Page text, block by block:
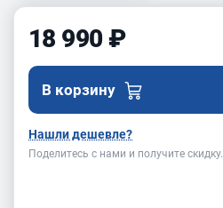
18 990 ₽
В корзину
Нашли дешевле?
Поделитесь с нами и получите скидку.